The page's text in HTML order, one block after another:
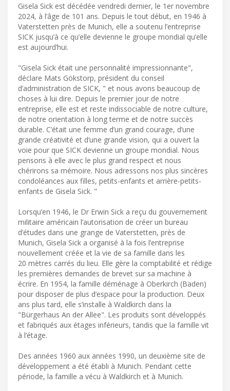
Gisela Sick est décédée vendredi dernier, le 1er novembre
2024, à l’âge de 101 ans. Depuis le tout début, en 1946 à
Vaterstetten près de Munich, elle a soutenu l’entreprise
SICK jusqu’à ce qu’elle devienne le groupe mondial qu’elle
est aujourd’hui.
"Gisela Sick était une personnalité impressionnante",
déclare Mats Gökstorp, président du conseil
d’administration de SICK, " et nous avons beaucoup de
choses à lui dire. Depuis le premier jour de notre
entreprise, elle est et reste indissociable de notre culture,
de notre orientation à long terme et de notre succès
durable. C’était une femme d’un grand courage, d’une
grande créativité et d’une grande vision, qui a ouvert la
voie pour que SICK devienne un groupe mondial. Nous
pensons à elle avec le plus grand respect et nous
chérirons sa mémoire. Nous adressons nos plus sincères
condoléances aux filles, petits-enfants et arrière-petits-
enfants de Gisela Sick. "
Lorsqu’en 1946, le Dr Erwin Sick a reçu du gouvernement
militaire américain l’autorisation de créer un bureau
d’études dans une grange de Vaterstetten, près de
Munich, Gisela Sick a organisé à la fois l’entreprise
nouvellement créée et la vie de sa famille dans les
20 mètres carrés du lieu. Elle gère la comptabilité et rédige
les premières demandes de brevet sur sa machine à
écrire. En 1954, la famille déménage à Oberkirch (Baden)
pour disposer de plus d’espace pour la production. Deux
ans plus tard, elle s’installe à Waldkirch dans la
"Bürgerhaus An der Allee". Les produits sont développés
et fabriqués aux étages inférieurs, tandis que la famille vit
à l’étage.
Des années 1960 aux années 1990, un deuxième site de
développement a été établi à Munich. Pendant cette
période, la famille a vécu à Waldkirch et à Munich.